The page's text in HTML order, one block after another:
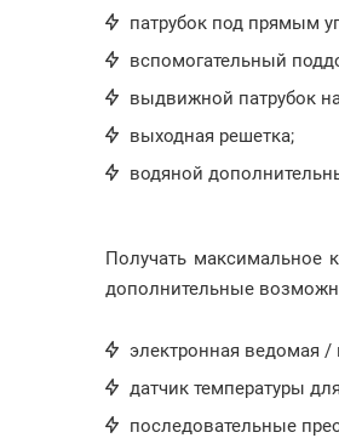
патрубок под прямым
вспомогательный
выдвижной патрубок
выходная решетка;
водяной
Получать максимальное
дополнительные
электронная ведомая /
датчик температуры
последовательные